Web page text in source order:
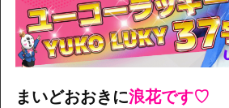
まいどおおきに浪花です♡